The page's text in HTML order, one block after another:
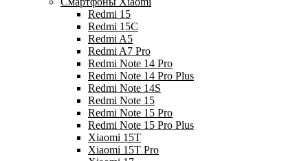
Redmi 15
Redmi 15C
Redmi A5
Redmi A7 Pro
Redmi Note 14 Pro
Redmi Note 14 Pro Plus
Redmi Note 14S
Redmi Note 15
Redmi Note 15 Pro
Redmi Note 15 Pro Plus
Xiaomi 15T
Xiaomi 15T Pro